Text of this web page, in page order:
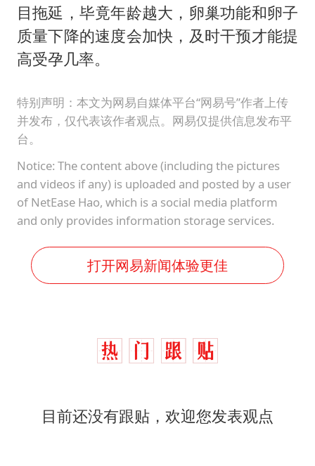
目拖延，毕竟年龄越大，卵巢功能和卵子
质量下降的速度会加快，及时干预才能提
高受孕几率。
特别声明：本文为网易自媒体平台“网易号”作者上传
并发布，仅代表该作者观点。网易仅提供信息发布平
台。
Notice: The content above (including the pictures
and videos if any) is uploaded and posted by a user
of NetEase Hao, which is a social media platform
and only provides information storage services.
打开网易新闻体验更佳
目前还没有跟贴，欢迎您发表观点